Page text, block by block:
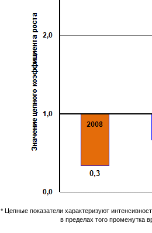
* Цепные показатели характеризуют
в пределах того промежутка